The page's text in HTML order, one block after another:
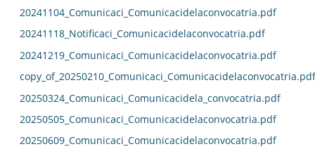
20241104_Comunicaci_Comunicacidelaconvocatria.pdf
20241118_Notificaci_Comunicacidelaconvocatria.pdf
20241219_Comunicaci_Comunicacidelaconvocatria.pdf
copy_of_20250210_Comunicaci_Comunicacidelaconvocatria.pdf
20250324_Comunicaci_Comunicacidela_convocatria.pdf
20250505_Comunicaci_Comunicacidelaconvocatria.pdf
20250609_Comunicaci_Comunicacidelaconvocatria.pdf